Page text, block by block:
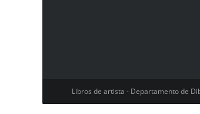
Libros de artista - Departamento de